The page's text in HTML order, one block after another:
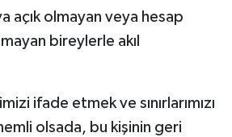
açık olmayan veya hesap
bireylerle akıl
ifade etmek ve sınırlarımızı
olsada, bu kişinin geri